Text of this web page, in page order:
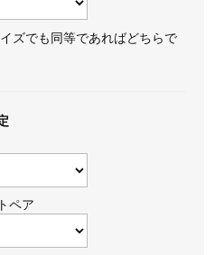
ズでも同等であればどちらで
ペア